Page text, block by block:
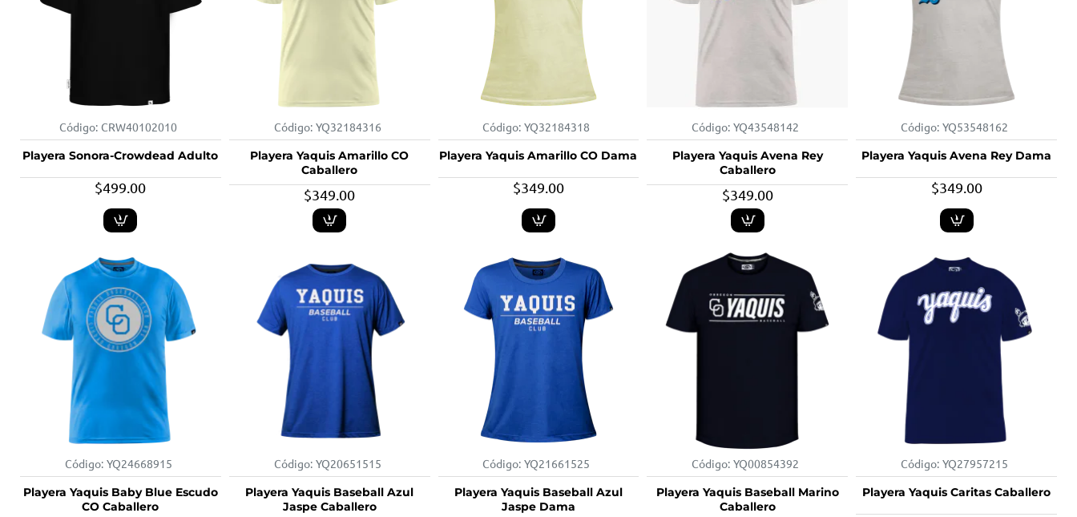
Código: CRW40102010
Playera Sonora-Crowdead Adulto
$499.00
Código: YQ32184316
Playera Yaquis Amarillo CO
Caballero
$349.00
Código: YQ32184318
Playera Yaquis Amarillo CO Dama
$349.00
Código: YQ43548142
Playera Yaquis Avena Rey
Caballero
$349.00
Código: YQ53548162
Playera Yaquis Avena Rey Dama
$349.00
Código: YQ24668915
Playera Yaquis Baby Blue Escudo
CO Caballero
Código: YQ20651515
Playera Yaquis Baseball Azul
Jaspe Caballero
Código: YQ21661525
Playera Yaquis Baseball Azul
Jaspe Dama
Código: YQ00854392
Playera Yaquis Baseball Marino
Caballero
Código: YQ27957215
Playera Yaquis Caritas Caballero